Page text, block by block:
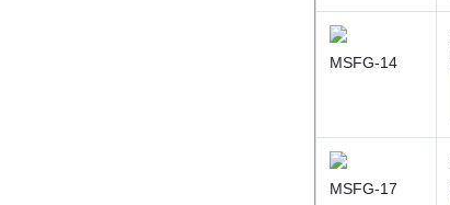
MSFG-14
MSFG-17